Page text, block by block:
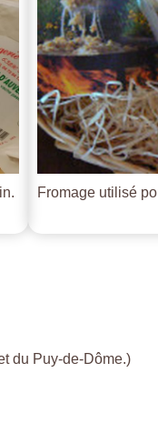
Fromage utilisé
du Puy-de-Dôme.)